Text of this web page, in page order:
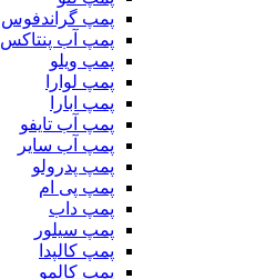
پمپ گراندفوس
پمپ آب پنتاکس
پمپ ویلو
پمپ لوارا
پمپ ابارا
پمپ آب تایفو
پمپ آب سایر
پمپ پدرولو
پمپ پی ام
پمپ داب
پمپ سیلور
پمپ کالپدا
پمپ کالمو